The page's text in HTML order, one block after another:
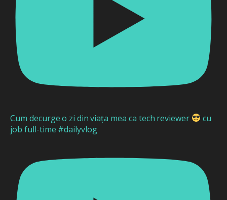
Cum decurge o zi din viața mea ca tech reviewer
cu
job full-time #dailyvlog